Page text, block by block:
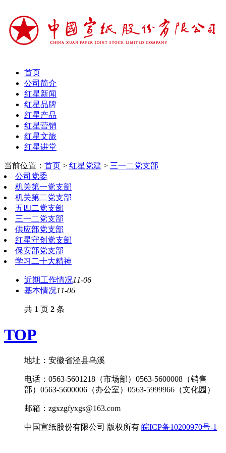
首页
公司简介
红星新闻
红星品牌
红星产品
红星营销
红星文旅
红星讲堂
当前位置： 首页 > 红星党建 > 三一二党支部
公司党委
机关第一党支部
机关第二党支部
五四二党支部
三一二党支部
供应部党支部
红星守创党支部
保安部党支部
学习二十大精神
近期工作情况11-06
基本情况11-06
共 1 页 2 条
TOP
地址：安徽省泾县乌溪
电话：0563-5601218（市场部）0563-5600008（销售
部）0563-5600006（办公室）0563-5999966（文化园）
邮箱：zgxzgfyxgs@163.com
中国宣纸股份有限公司 版权所有 皖ICP备10200970号-1